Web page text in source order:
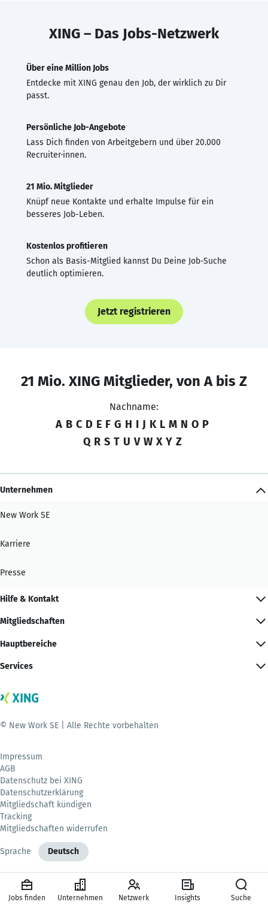
XING – Das Jobs-Netzwerk
Über eine Million Jobs
Entdecke mit XING genau den Job, der wirklich zu Dir
passt.
Persönliche Job-Angebote
Lass Dich finden von Arbeitgebern und über 20.000
Recruiter·innen.
21 Mio. Mitglieder
Knüpf neue Kontakte und erhalte Impulse für ein
besseres Job-Leben.
Kostenlos profitieren
Schon als Basis-Mitglied kannst Du Deine Job-Suche
deutlich optimieren.
Jetzt registrieren
21 Mio. XING Mitglieder, von A bis Z
Nachname:
A B C D E F G H I J K L M N O P
Q R S T U V W X Y Z
Unternehmen
New Work SE
Karriere
Presse
Hilfe & Kontakt
Mitgliedschaften
Hauptbereiche
Services
© New Work SE | Alle Rechte vorbehalten
Impressum
AGB
Datenschutz bei XING
Datenschutzerklärung
Mitgliedschaft kündigen
Tracking
Mitgliedschaften widerrufen
Sprache Deutsch
Jobs finden Unternehmen Netzwerk Insights Suche